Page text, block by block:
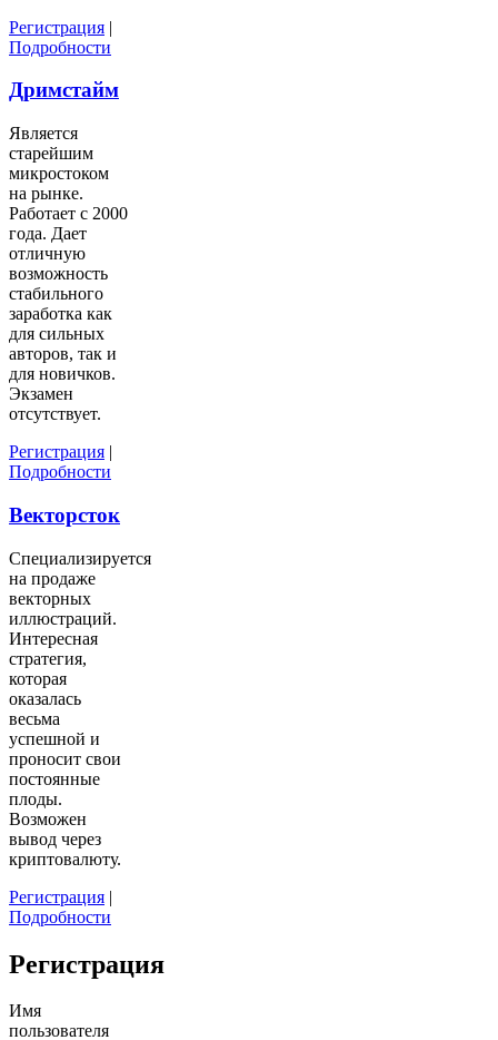
Регистрация |
Подробности
Дримстайм
Является
старейшим
микростоком
на рынке.
Работает с 2000
года. Дает
отличную
возможность
стабильного
заработка как
для сильных
авторов, так и
для новичков.
Экзамен
отсутствует.
Регистрация |
Подробности
Векторсток
Специализируется
на продаже
векторных
иллюстраций.
Интересная
стратегия,
которая
оказалась
весьма
успешной и
проносит свои
постоянные
плоды.
Возможен
вывод через
криптовалюту.
Регистрация |
Подробности
Регистрация
Имя
пользователя